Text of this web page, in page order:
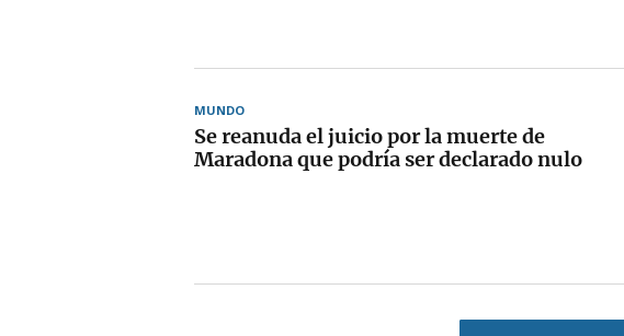
MUNDO
Se reanuda el juicio por la muerte de
Maradona que podría ser declarado nulo